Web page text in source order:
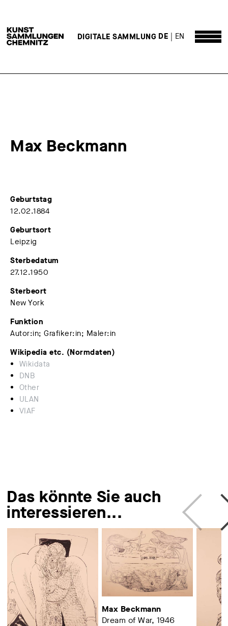
DE EN
DIGITALE SAMMLUNG
Max Beckmann
Geburtstag
12.02.1884
Geburtsort
Leipzig
Sterbedatum
27.12.1950
Sterbeort
New York
Funktion
Autor:in; Grafiker:in; Maler:in
Wikipedia etc. (Normdaten)
Wikidata
DNB
Other
ULAN
VIAF
Das könnte Sie auch
interessieren...
Max Beckmann
Dream of War, 1946